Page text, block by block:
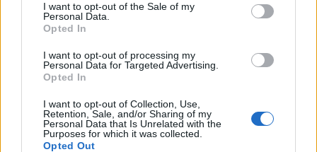
I want to opt-out of the Sale of my
Personal Data.
Opted In
I want to opt-out of processing my
Personal Data for Targeted Advertising.
Opted In
I want to opt-out of Collection, Use,
Retention, Sale, and/or Sharing of my
Personal Data that Is Unrelated with the
Purposes for which it was collected.
Opted Out
Tady ti neco posilam.. snad se ti to
bude libit :-)